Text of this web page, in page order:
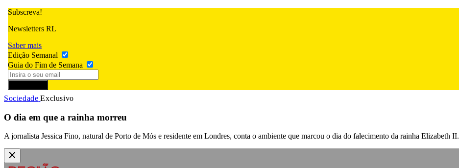
Subscreva!
Newsletters RL
Saber mais
Edição Semanal
Guia do Fim de Semana
Sociedade Exclusivo
O dia em que a rainha morreu
A jornalista Jessica Fino, natural de Porto de Mós e residente em Londres, conta o ambiente que marcou o dia do falecimento da rainha Elizabeth II.